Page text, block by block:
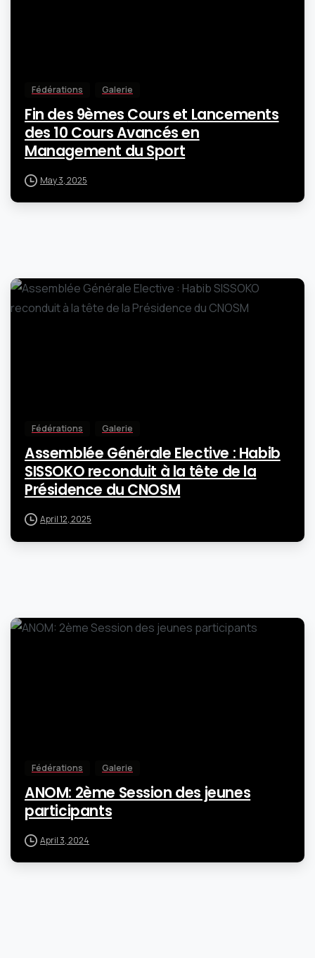
Fédérations Galerie
Fin des 9èmes Cours et Lancements
des 10 Cours Avancés en
Management du Sport
May 3, 2025
Fédérations Galerie
Assemblée Générale Elective : Habib
SISSOKO reconduit à la tête de la
Présidence du CNOSM
April 12, 2025
Fédérations Galerie
ANOM: 2ème Session des jeunes
participants
April 3, 2024